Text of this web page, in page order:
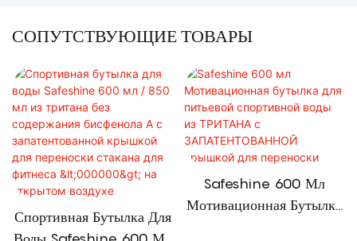
СОПУТСТВУЮЩИЕ ТОВАРЫ
Спортивная Бутылка Для
Safeshine 600 Мл
Мотивационная Бутылка